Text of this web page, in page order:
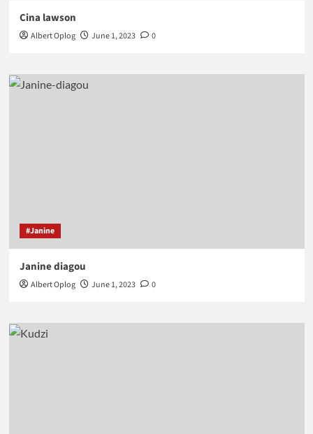
Cina lawson
Albert Oplog June 1, 2023 0
#Janine
Janine diagou
Albert Oplog June 1, 2023 0